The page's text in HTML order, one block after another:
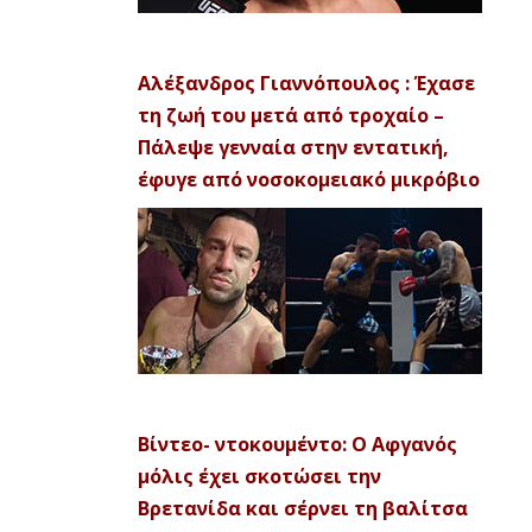
Αλέξανδρος Γιαννόπουλος : Έχασε
τη ζωή του μετά από τροχαίο –
Πάλεψε γενναία στην εντατική,
έφυγε από νοσοκομειακό μικρόβιο
Βίντεο- ντοκουμέντο: Ο Αφγανός
μόλις έχει σκοτώσει την
Βρετανίδα και σέρνει τη βαλίτσα